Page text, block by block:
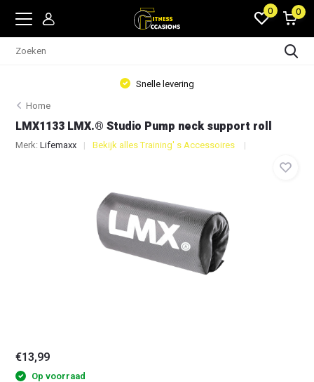
0 0
Snelle levering
Home
LMX1133 LMX.® Studio Pump neck support roll
Merk:Lifemaxx Bekijk alles Training' s Accessoires
€13,99
Op voorraad